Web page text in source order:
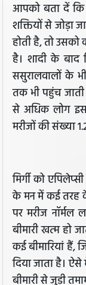
आपको बता दें कि
शक्तियों से जोड़ा
होती है, तो
है। शादी के बाद
ससुरालवालों के
तक भी पहुंच जाती
से अधिक लोग इस
मरीजों की संख्या
मिर्गी को
के मन में कई तरह
पर मरीज
बीमारी खत्म हो
कई बीमारियां हैं,
दिया जाता है।
बीमारी से जुड़ी